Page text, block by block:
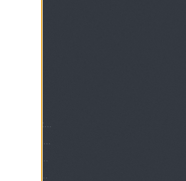
Éjszaka a múzeumban. Így tölthetsz egy estét a Louvre üvegpiramisa alatt
Az 50-es 60-as évek legvonzóbb csillagai
Nincs itt semmi látnivaló! Megnyitja kapuit az első vagina múzeum
Szex, kábítószer és Gloria Gaynor. A Studio 54